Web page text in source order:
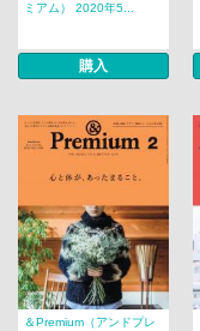
ミアム） 2020年5...
購入
＆Premium（アンドプレ